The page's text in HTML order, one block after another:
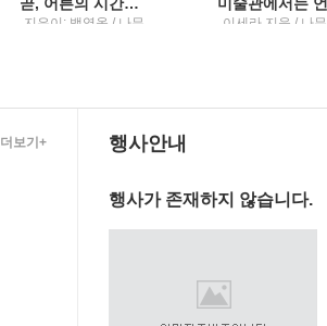
지은이: 백영옥 / 나무
이세라 지음 / 나
더보기+ 행사안내
행사가 존재하지 않습니다.